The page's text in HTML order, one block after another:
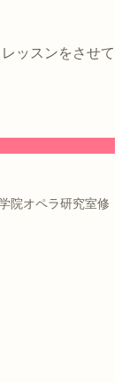
ッスンをさせて
院オペラ研究室修